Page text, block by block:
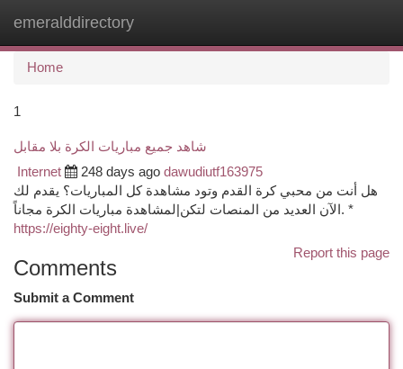
emeralddirectory
Home
1
شاهد جميع مباريات الكرة بلا مقابل
Internet 248 days ago dawudiutf163975
هل أنت من محبي كرة القدم وتود مشاهدة كل المباريات؟ يقدم لك
الآن العديد من المنصات لتكن|لمشاهدة مباريات الكرة مجاناً. *
https://eighty-eight.live/
Report this page
Comments
Submit a Comment